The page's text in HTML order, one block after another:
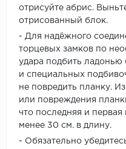
отрисуйте абрис.
отрисованный блок.
- Для надёжного
торцевых замков по
удара подбить ладонью
и специальных
не повредить планку.
или повреждения
что последняя и
менее 30 см. в длину.
- Обязательно